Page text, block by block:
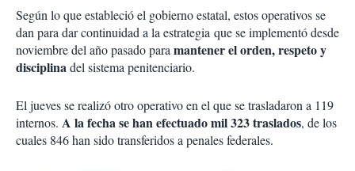
Según lo que estableció el gobierno estatal, estos operativos se
dan para dar continuidad a la estrategia que se implementó desde
noviembre del año pasado paramantener el orden, respeto y
disciplinadel sistema penitenciario.
El jueves se realizó otro operativo en el que se trasladaron a 119
internos. A la fecha se han efectuado mil 323 traslados, de los
cuales 846 han sido transferidos a penales federales.